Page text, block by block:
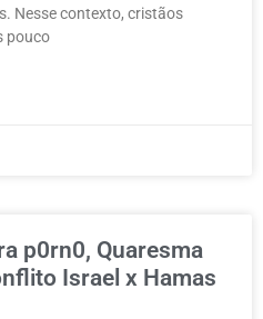
Nesse contexto, cristãos
pouco
p0rn0, Quaresma
Israel x Hamas